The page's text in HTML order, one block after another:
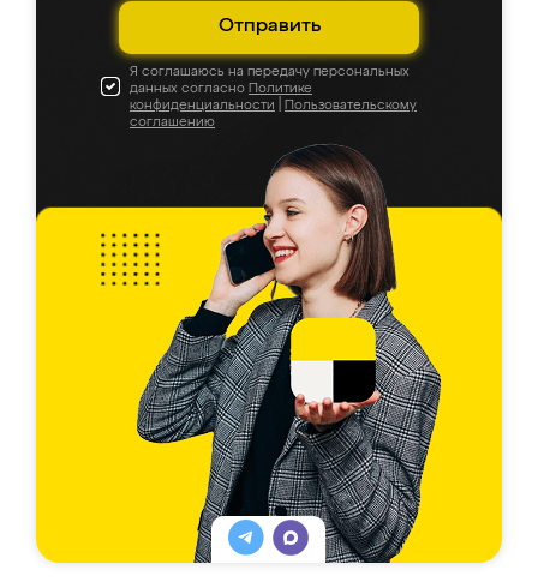
Отправить
Я соглашаюсь на передачу персональных
данных согласно Политике
конфиденциальности
Пользовательскому
соглашению